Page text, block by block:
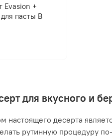
Evasion +
пасты В
для вкусного и
настоящего десерта
рутинную процедуру